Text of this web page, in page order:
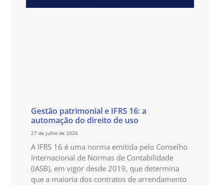
Gestão patrimonial e IFRS 16: a
automação do direito de uso
27 de julho de 2026
A IFRS 16 é uma norma emitida pelo Conselho
Internacional de Normas de Contabilidade
(IASB), em vigor desde 2019, que determina
que a maioria dos contratos de arrendamento